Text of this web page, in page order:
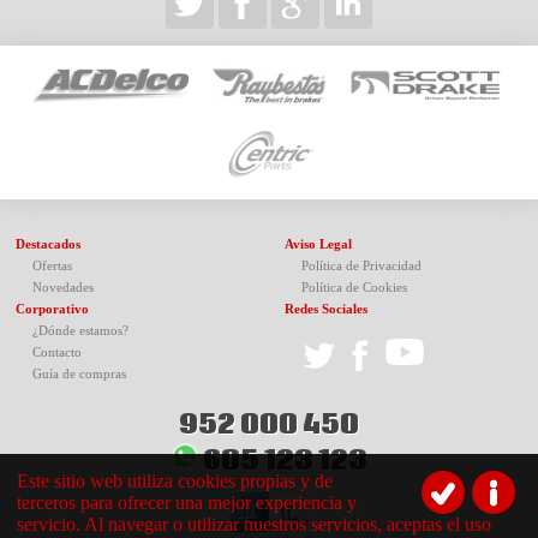
Destacados
Ofertas
Novedades
Corporativo
¿Dónde estamos?
Contacto
Guía de compras
Aviso Legal
Política de Privacidad
Política de Cookies
Redes Sociales
952 000 450
605 123 123
Este sitio web utiliza cookies propias y de
terceros para ofrecer una mejor experiencia y
servicio. Al navegar o utilizar nuestros servicios, aceptas el uso